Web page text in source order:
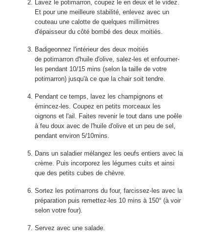
Lavez le potimarron, coupez le en deux et le videz.
Et pour une meilleure stabilité, enlevez avec un
couteau une calotte de quelques millimètres
d'épaisseur du côté bombé des deux moitiés.
Badigeonnez l'intérieur des deux moitiés
de potimarron d'huile d'olive, salez-les et enfourner-
les pendant 10/15 mins (selon la taille de votre
potimarron) jusqu'à ce que la chair soit tendre.
Pendant ce temps, lavez les champignons et
émincez-les. Coupez en petits morceaux les
oignons et l'ail. Faites revenir le tout dans une poêle
à feu doux avec de l'huile d'olive et un peu de sel,
pendant environ 5/10mins.
Dans un saladier mélangez les oeufs entiers avec la
crème. Puis incorporez les légumes cuits et ainsi
que des petits cubes de chèvre.
Sortez les potimarrons du four, farcissez-les avec la
préparation puis remettez-les 10 mins à 150° (à voir
selon votre four).
Servez avec une salade.